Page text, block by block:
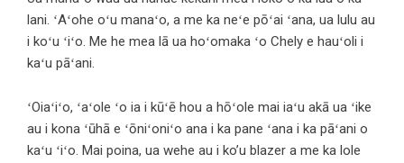
lani. ʻAʻohe oʻu manaʻo, a me ka neʻe pōʻai ʻana, ua lulu au
i koʻu ʻiʻo. Me he mea lā ua hoʻomaka ʻo Chely e hauʻoli i
kaʻu pāʻani.
ʻOiaʻiʻo, ʻaʻole ʻo ia i kūʻē hou a hōʻole mai iaʻu akā ua ʻike
au i kona ʻūhā e ʻōniʻoniʻo ana i ka pane ʻana i ka pāʻani o
kaʻu ʻiʻo. Mai poina, ua wehe au i ko’u blazer a me ka lole